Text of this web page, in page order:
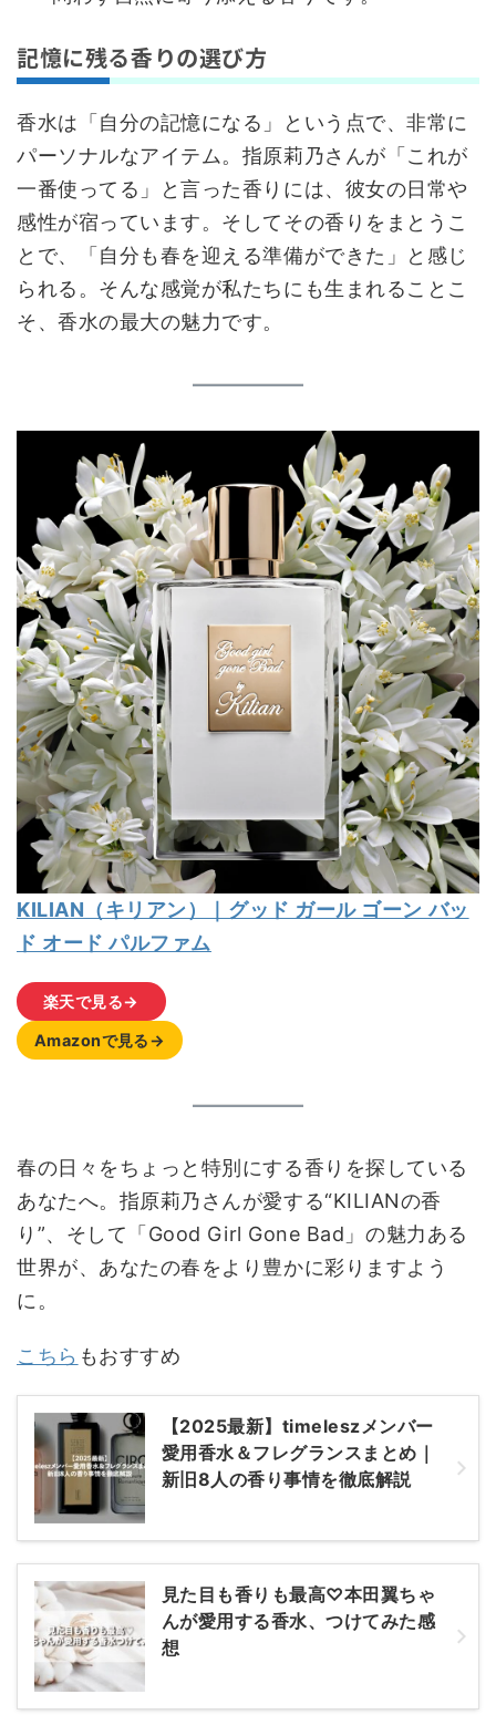
記憶に残る香りの選び方
香水は「自分の記憶になる」という点で、非常に
パーソナルなアイテム。指原莉乃さんが「これが
一番使ってる」と言った香りには、彼女の日常や
感性が宿っています。そしてその香りをまとうこ
とで、「自分も春を迎える準備ができた」と感じ
られる。そんな感覚が私たちにも生まれることこ
そ、香水の最大の魅力です。
KILIAN（キリアン）｜グッド ガール ゴーン バッ
ド オード パルファム
楽天で見る→
Amazonで見る→
春の日々をちょっと特別にする香りを探している
あなたへ。指原莉乃さんが愛する“KILIANの香
り”、そして「Good Girl Gone Bad」の魅力ある
世界が、あなたの春をより豊かに彩りますよう
に。
こちら もおすすめ
【2025最新】timeleszメンバー
愛用香水＆フレグランスまとめ｜
新旧8人の香り事情を徹底解説
見た目も香りも最高♡本田翼ちゃ
んが愛用する香水、つけてみた感
想